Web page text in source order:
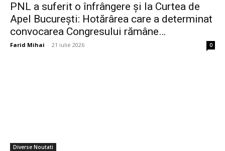
PNL a suferit o înfrângere și la Curtea de
Apel București: Hotărârea care a determinat
convocarea Congresului rămâne…
Farid Mihai - 21 iulie 2026 0
Diverse Noutati